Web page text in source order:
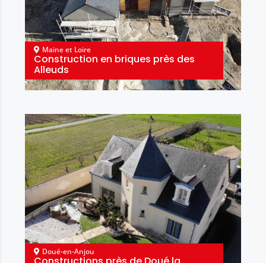
Maine et Loire
Construction en briques près des
Alleuds
Doué-en-Anjou